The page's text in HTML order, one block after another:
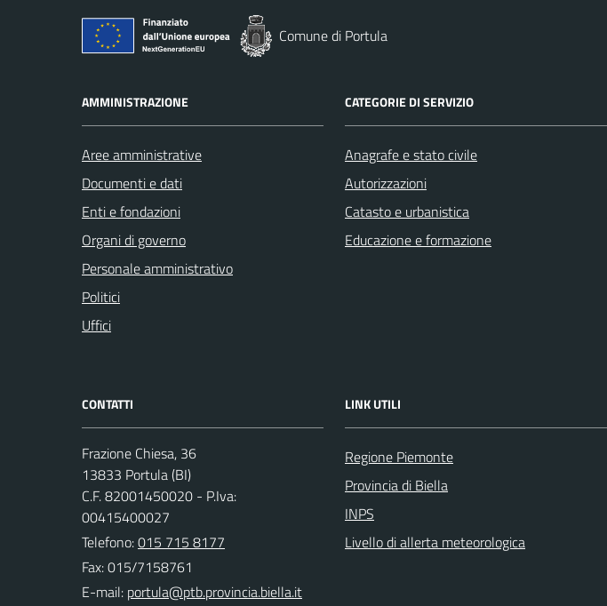
Comune di Portula
AMMINISTRAZIONE
Aree amministrative
Documenti e dati
Enti e fondazioni
Organi di governo
Personale amministrativo
Politici
Uffici
CATEGORIE DI SERVIZIO
Anagrafe e stato civile
Autorizzazioni
Catasto e urbanistica
Educazione e formazione
CONTATTI
Frazione Chiesa, 36
13833 Portula (BI)
C.F. 82001450020 - P.Iva:
00415400027
Telefono:015 715 8177
Fax: 015/7158761
E-mail:
LINK UTILI
Regione Piemonte
Provincia di Biella
INPS
Livello di allerta meteorologica